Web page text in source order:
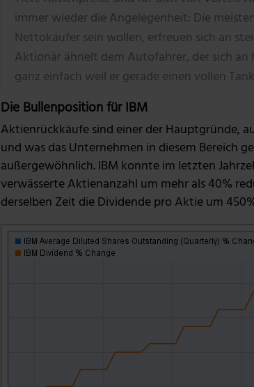
immer wieder die Angelegenheit: Die
Nettokäufer sein wollen, erfreuen sich an
Aktionär ähnelt dem Autofahrer, der sich
ganz einfach weil er gerade einen vollen
Die Bullenposition für IBM
Aktienrückkäufe sind einer der Hauptgründe,
und was das Unternehmen in diesem Bereich
außergewöhnlich. IBM konnte im letzten
verwässerte Aktienanzahl um mehr als 40%
derselben Zeit die Dividende pro Aktie um